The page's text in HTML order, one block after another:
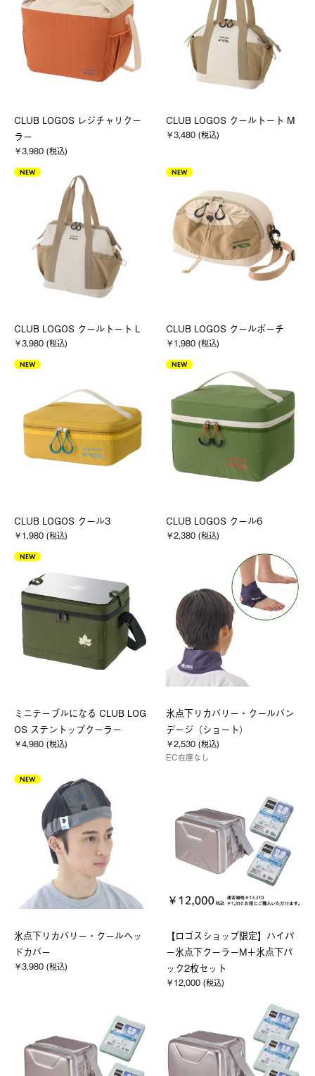
CLUB LOGOS レジチャリクー
ラー
￥3,980 (税込)
CLUB LOGOS クールトート M
￥3,480 (税込)
NEW
CLUB LOGOS クールトート L
￥3,980 (税込)
NEW
CLUB LOGOS クールポーチ
￥1,980 (税込)
NEW
CLUB LOGOS クール3
￥1,980 (税込)
NEW
CLUB LOGOS クール6
￥2,380 (税込)
NEW
ミニテーブルになる CLUB LOG
OS ステントップクーラー
￥4,980 (税込)
氷点下リカバリー・クールバン
デージ（ショート）
￥2,530 (税込)
EC在庫なし
NEW
氷点下リカバリー・クールヘッ
ドカバー
￥3,980 (税込)
【ロゴスショップ限定】ハイパ
ー氷点下クーラーM＋氷点下パ
ック2枚セット
￥12,000 (税込)